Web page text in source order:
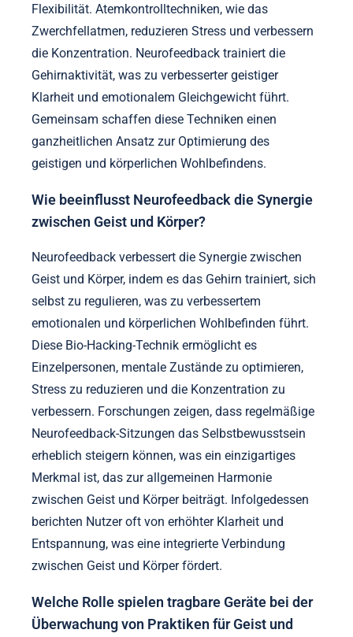
Flexibilität. Atemkontrolltechniken, wie das
Zwerchfellatmen, reduzieren Stress und verbessern
die Konzentration. Neurofeedback trainiert die
Gehirnaktivität, was zu verbesserter geistiger
Klarheit und emotionalem Gleichgewicht führt.
Gemeinsam schaffen diese Techniken einen
ganzheitlichen Ansatz zur Optimierung des
geistigen und körperlichen Wohlbefindens.
Wie beeinflusst Neurofeedback die Synergie
zwischen Geist und Körper?
Neurofeedback verbessert die Synergie zwischen
Geist und Körper, indem es das Gehirn trainiert, sich
selbst zu regulieren, was zu verbessertem
emotionalen und körperlichen Wohlbefinden führt.
Diese Bio-Hacking-Technik ermöglicht es
Einzelpersonen, mentale Zustände zu optimieren,
Stress zu reduzieren und die Konzentration zu
verbessern. Forschungen zeigen, dass regelmäßige
Neurofeedback-Sitzungen das Selbstbewusstsein
erheblich steigern können, was ein einzigartiges
Merkmal ist, das zur allgemeinen Harmonie
zwischen Geist und Körper beiträgt. Infolgedessen
berichten Nutzer oft von erhöhter Klarheit und
Entspannung, was eine integrierte Verbindung
zwischen Geist und Körper fördert.
Welche Rolle spielen tragbare Geräte bei der
Überwachung von Praktiken für Geist und